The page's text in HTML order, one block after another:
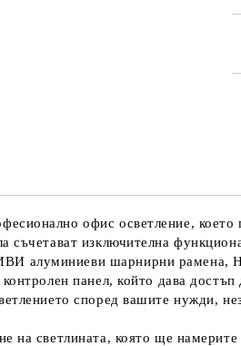
офис осветление,
съчетават изключителна
алуминиеви шарнирни рамена,
панел, който дава
според вашите нужди,
на светлината, която ще